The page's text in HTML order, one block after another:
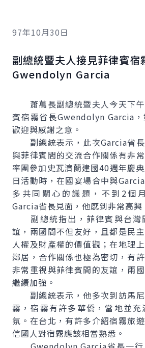
97年10月30日
副總統暨夫人接見菲律賓宿
Gwendolyn Garcia
蕭萬長副總統暨夫人今天下午
賓宿霧省長Gwendolyn Garcia
歡迎與感謝之意。
副總統表示，此次Garcia省長
與菲律賓間的交流合作關係有非
率團參加史瓦濟蘭建國40週年慶
日活動時，在國宴場合中與
多共同關心的議題，不到2個
Garcia省長見面，他感到非常高興
副總統指出，菲律賓與台灣
誼，兩國間不但友好，且都是民
人權及財產權的價值觀；在地理
鄰居，合作關係也極為密切，有
非常重視與菲律賓間的友誼，兩
繼續加強。
副總統表示，他多次到訪馬尼
霧，宿霧有許多華僑，當地並
氛。在台北，有許多介紹宿霧旅
信國人對宿霧應該相當熟悉。